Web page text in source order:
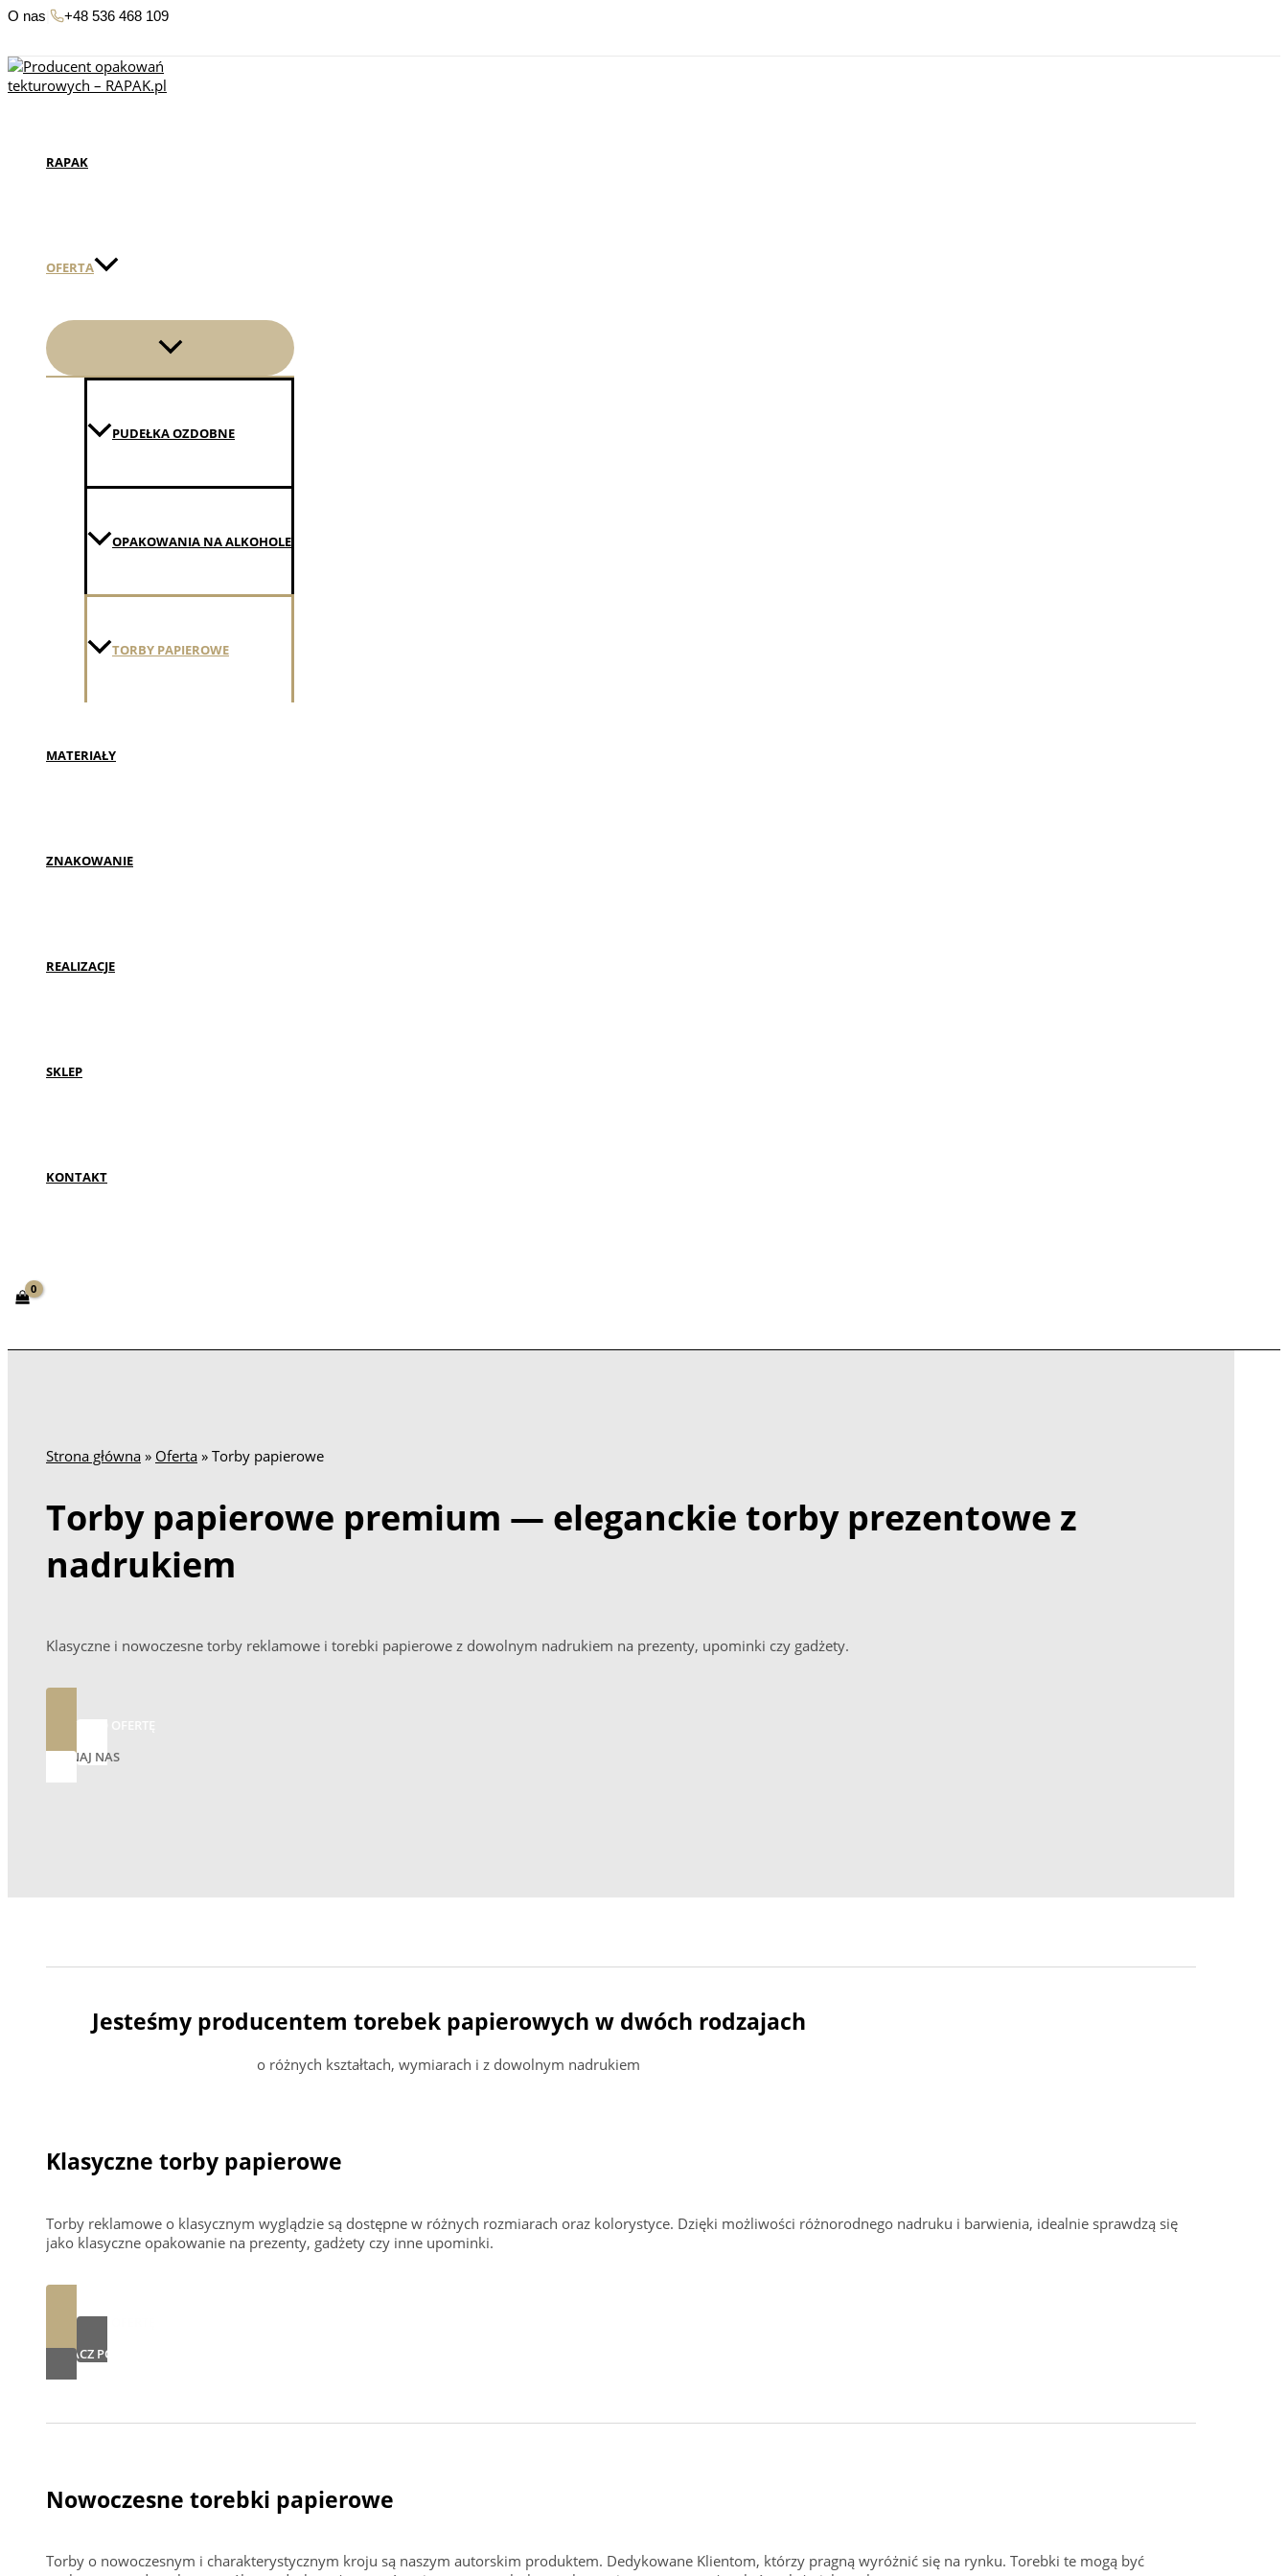
Przejdź
treści
O nas +48 536 468 109
RAPAK
OFERTA
PUDEŁKA OZDOBNE
OPAKOWANIA NA ALKOHOLE
TORBY PAPIEROWE
MATERIAŁY
ZNAKOWANIE
REALIZACJE
SKLEP
KONTAKT
Strona główna » Oferta » Torby papierowe
Torby papierowe premium — eleganckie torby prezentowe z
nadrukiem
Klasyczne i nowoczesne torby reklamowe i torebki papierowe z dowolnym nadrukiem na prezenty, upominki czy gadżety.
POZNAJ NAS
Jesteśmy producentem torebek papierowych w dwóch rodzajach
o różnych kształtach, wymiarach i z dowolnym nadrukiem
Klasyczne torby papierowe
Torby reklamowe o klasycznym wyglądzie są dostępne w różnych rozmiarach oraz kolorystyce. Dzięki możliwości różnorodnego nadruku i barwienia, idealnie sprawdzą się
jako klasyczne opakowanie na prezenty, gadżety czy inne upominki.
ZAPYTAJ O OFERTĘ
ZOBACZ PORTFOLIO
Nowoczesne torebki papierowe
Torby o nowoczesnym i charakterystycznym kroju są naszym autorskim produktem. Dedykowane Klientom, którzy pragną wyróżnić się na rynku. Torebki te mogą być